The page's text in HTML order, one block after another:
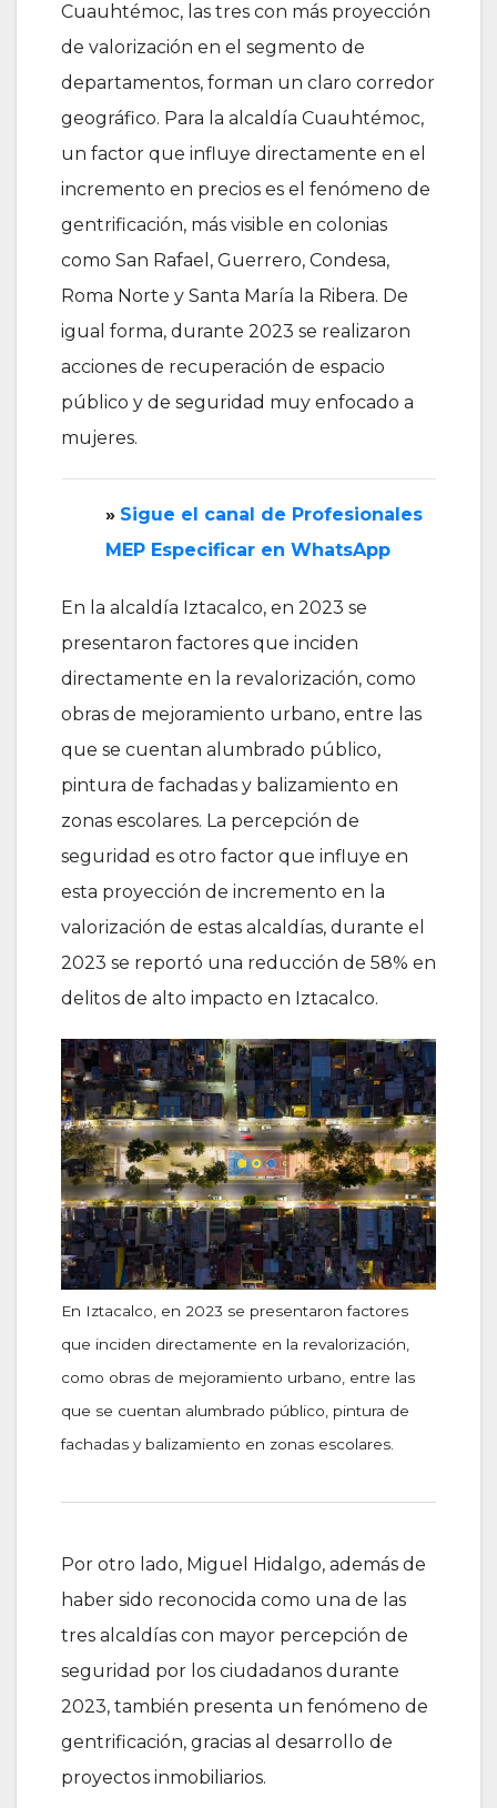
Cuauhtémoc, las tres con más proyección
de valorización en el segmento de
departamentos, forman un claro corredor
geográfico. Para la alcaldía Cuauhtémoc,
un factor que influye directamente en el
incremento en precios es el fenómeno de
gentrificación, más visible en colonias
como San Rafael, Guerrero, Condesa,
Roma Norte y Santa María la Ribera. De
igual forma, durante 2023 se realizaron
acciones de recuperación de espacio
público y de seguridad muy enfocado a
mujeres.
» ‎Sigue el canal de Profesionales
MEP Especificar en WhatsApp
En la alcaldía Iztacalco, en 2023 se
presentaron factores que inciden
directamente en la revalorización, como
obras de mejoramiento urbano, entre las
que se cuentan alumbrado público,
pintura de fachadas y balizamiento en
zonas escolares. La percepción de
seguridad es otro factor que influye en
esta proyección de incremento en la
valorización de estas alcaldías, durante el
2023 se reportó una reducción de 58% en
delitos de alto impacto en Iztacalco.
En Iztacalco, en 2023 se presentaron factores
que inciden directamente en la revalorización,
como obras de mejoramiento urbano, entre las
que se cuentan alumbrado público, pintura de
fachadas y balizamiento en zonas escolares.
Por otro lado, Miguel Hidalgo, además de
haber sido reconocida como una de las
tres alcaldías con mayor percepción de
seguridad por los ciudadanos durante
2023, también presenta un fenómeno de
gentrificación, gracias al desarrollo de
proyectos inmobiliarios.